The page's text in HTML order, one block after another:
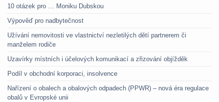
10 otázek pro … Moniku Dubskou
Výpověď pro nadbytečnost
Užívání nemovitosti ve vlastnictví nezletilých dětí partnerem či
manželem rodiče
Uzavírky místních i účelových komunikací a zřizování objížděk
Podíl v obchodní korporaci, insolvence
Nařízení o obalech a obalových odpadech (PPWR) – nová éra regulace
obalů v Evropské unii